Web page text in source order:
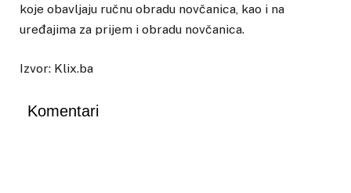
koje obavljaju ručnu obradu novčanica, kao i na
uređajima za prijem i obradu novčanica.
Izvor: Klix.ba
Komentari